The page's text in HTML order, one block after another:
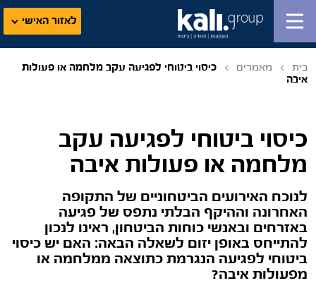
לאזור האישי
בית מאמרים
כיסוי ביטוחי לפגיעה עקב מלחמה או פעולות
איבה
כיסוי ביטוחי לפגיעה עקב
מלחמה או פעולות איבה
לנוכח האירועים הביטחוניים של התקופה
האחרונה וההיקף הבלתי נתפס של פגיעה
באזרחים ובאנשי כוחות הביטחון, ראינו לנכון
להתייחס באופן יזום לשאלה הבאה: האם יש כיסוי
ביטוחי לפגיעה הנגרמת כתוצאה ממלחמה או
מפעולות איבה?